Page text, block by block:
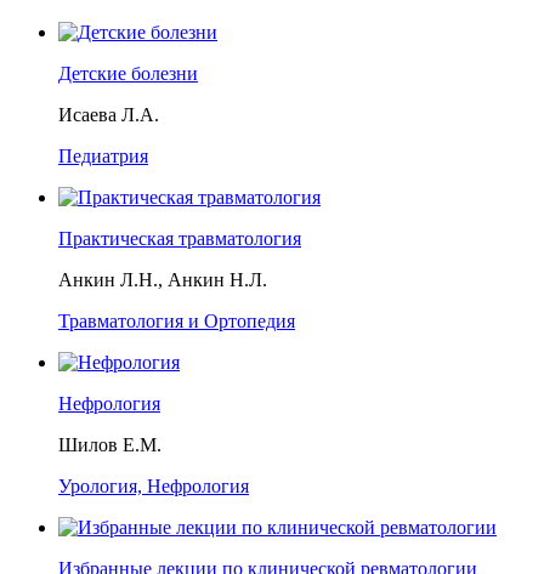
Детские болезни
Исаева Л.А.
Педиатрия
Практическая травматология
Анкин Л.Н., Анкин Н.Л.
Травматология и Ортопедия
Нефрология
Шилов Е.М.
Урология, Нефрология
Избранные лекции по клинической ревматологии